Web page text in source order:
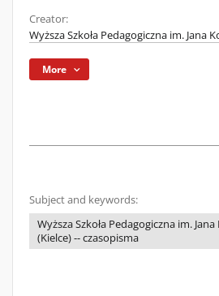
Creator:
Wyższa Szkoła Pedagogiczna im. Jana
More
Subject and keywords:
Wyższa Szkoła Pedagogiczna im.
(Kielce) -- czasopisma